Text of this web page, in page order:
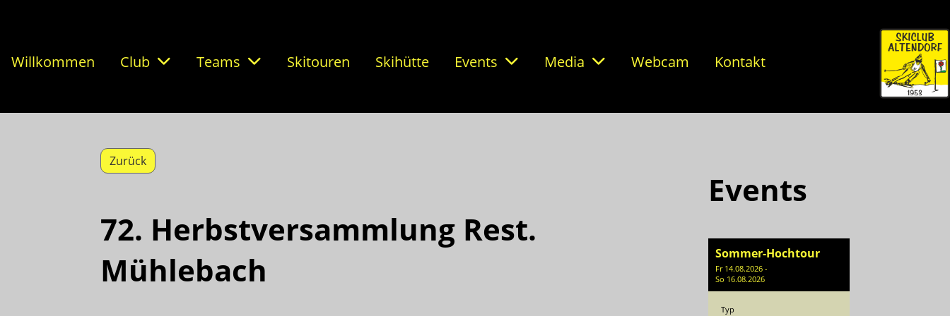
Willkommen Club Teams Skitouren Skihütte Events Media Webcam Kontakt
Zurück
72. Herbstversammlung Rest.
Mühlebach
Events
Sommer-Hochtour
Fr 14.08.2026 -
So 16.08.2026
Typ